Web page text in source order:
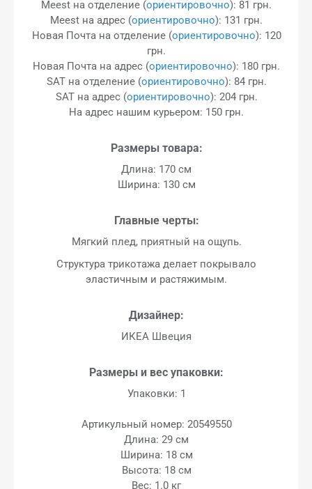
Meest на отделение (ориентировочно): 81 грн.
Meest на адрес (ориентировочно): 131 грн.
Новая Почта на отделение (ориентировочно): 120
грн.
Новая Почта на адрес (ориентировочно): 180 грн.
SAT на отделение (ориентировочно): 84 грн.
SAT на адрес (ориентировочно): 204 грн.
На адрес нашим курьером: 150 грн.
Размеры товара:
Длина: 170 см
Ширина: 130 см
Главные черты:
Мягкий плед, приятный на ощупь.
Структура трикотажа делает покрывало
эластичным и растяжимым.
Дизайнер:
ИКЕА Швеция
Размеры и вес упаковки:
Упаковки: 1
Артикульный номер: 20549550
Длина: 29 см
Ширина: 18 см
Высота: 18 см
Вес: 1.0 кг